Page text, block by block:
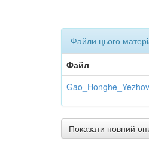
Файли цього
Файл
Показати повний